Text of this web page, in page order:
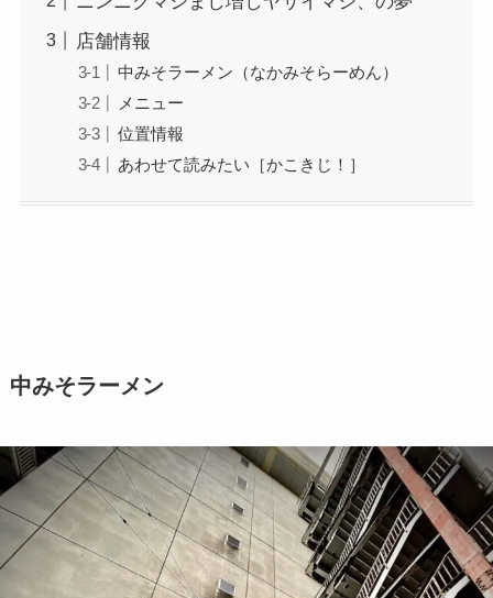
店舗情報
中みそラーメン（なかみそらーめん）
メニュー
位置情報
あわせて読みたい［かこきじ！］
中みそラーメン